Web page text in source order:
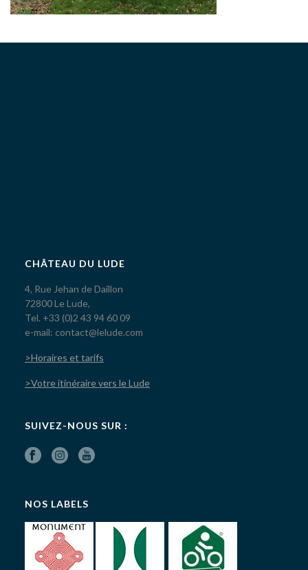
CHÂTEAU DU LUDE
4, Rue Jehan de Daillon
72800 Le Lude,
Tel. +33 (0)2 43 94 60 09
e-mail: contact@lelude.com
>Horaires et tarifs
>Votre itinéraire vers le Lude
SUIVEZ-NOUS SUR :
NOS LABELS